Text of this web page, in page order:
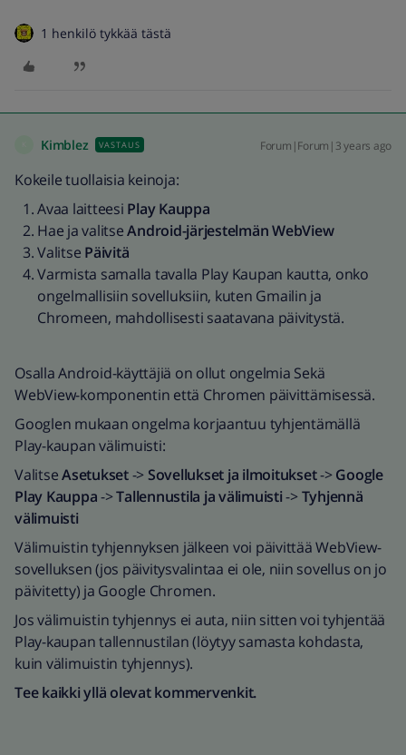
1 henkilö tykkää tästä
Kimblez VASTAUS Forum|Forum|3 years ago
Kokeile tuollaisia keinoja:
Avaa laitteesi Play Kauppa
Hae ja valitseAndroid-järjestelmän WebView
Valitse Päivitä
Varmista samalla tavalla Play Kaupan kautta, onko
ongelmallisiin sovelluksiin, kuten Gmailin ja
Chromeen, mahdollisesti saatavana päivitystä.
Osalla Android-käyttäjiä on ollut ongelmia Sekä
WebView-komponentin että Chromen päivittämisessä.
Googlen mukaan ongelma korjaantuu tyhjentämällä
Play-kaupan välimuisti:
ValitseAsetukset->Sovellukset ja ilmoitukset->Google
Play Kauppa->Tallennustila ja välimuisti->Tyhjennä
välimuisti
Välimuistin tyhjennyksen jälkeen voi päivittää WebView-
sovelluksen (jos päivitysvalintaa ei ole, niin sovellus on jo
päivitetty) ja Google Chromen.
Jos välimuistin tyhjennys ei auta, niin sitten voi tyhjentää
Play-kaupan tallennustilan (löytyy samasta kohdasta,
kuin välimuistin tyhjennys).
Tee kaikki yllä olevat kommervenkit.